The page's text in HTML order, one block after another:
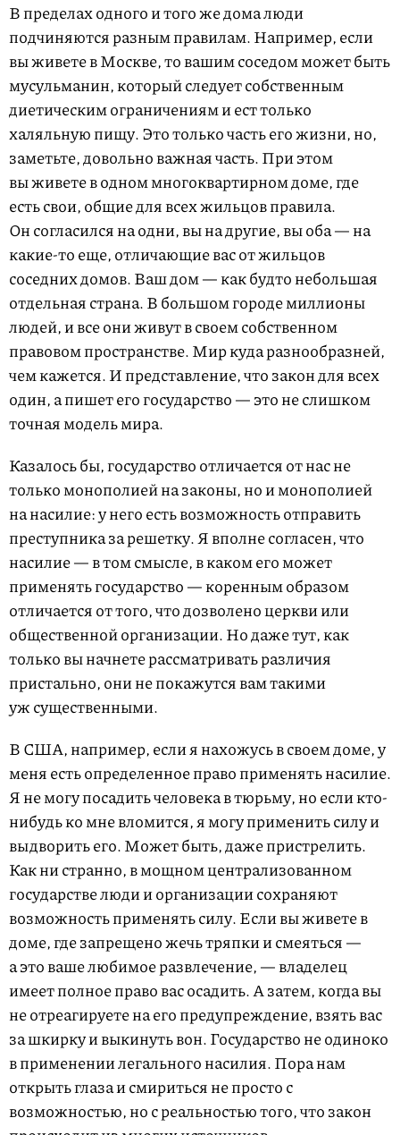
В пределах одного и того же дома люди
подчиняются разным правилам. Например, если
вы живете в Москве, то вашим соседом может быть
мусульманин, который следует собственным
диетическим ограничениям и ест только
халяльную пищу. Это только часть его жизни, но,
заметьте, довольно важная часть. При этом
вы живете в одном многоквартирном доме, где
есть свои, общие для всех жильцов правила.
Он согласился на одни, вы на другие, вы оба — на
какие-то еще, отличающие вас от жильцов
соседних домов. Ваш дом — как будто небольшая
отдельная страна. В большом городе миллионы
людей, и все они живут в своем собственном
правовом пространстве. Мир куда разнообразней,
чем кажется. И представление, что закон для всех
один, а пишет его государство — это не слишком
точная модель мира.
Казалось бы, государство отличается от нас не
только монополией на законы, но и монополией
на насилие: у него есть возможность отправить
преступника за решетку. Я вполне согласен, что
насилие — в том смысле, в каком его может
применять государство — коренным образом
отличается от того, что дозволено церкви или
общественной организации. Но даже тут, как
только вы начнете рассматривать различия
пристально, они не покажутся вам такими
уж существенными.
В США, например, если я нахожусь в своем доме, у
меня есть определенное право применять насилие.
Я не могу посадить человека в тюрьму, но если кто-
нибудь ко мне вломится, я могу применить силу и
выдворить его. Может быть, даже пристрелить.
Как ни странно, в мощном централизованном
государстве люди и организации сохраняют
возможность применять силу. Если вы живете в
доме, где запрещено жечь тряпки и смеяться —
а это ваше любимое развлечение, — владелец
имеет полное право вас осадить. А затем, когда вы
не отреагируете на его предупреждение, взять вас
за шкирку и выкинуть вон. Государство не одиноко
в применении легального насилия. Пора нам
открыть глаза и смириться не просто с
возможностью, но с реальностью того, что закон